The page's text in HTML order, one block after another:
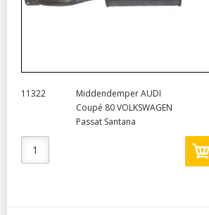
11322
Middendemper AUDI
Coupé 80 VOLKSWAGEN
Passat Santana